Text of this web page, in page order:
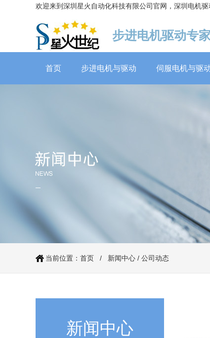
欢迎来到深圳星火自动化科技有限公司官网，深圳电机
步进电机驱动专家
首页 步进电机与驱动 伺服电机与驱
当前位置： 首页 / 新闻中心 / 公司动态
新闻中心
伺服电机60系列（抱闸）